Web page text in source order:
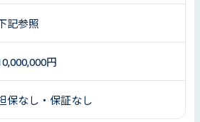
記参照
円
保なし・保証なし